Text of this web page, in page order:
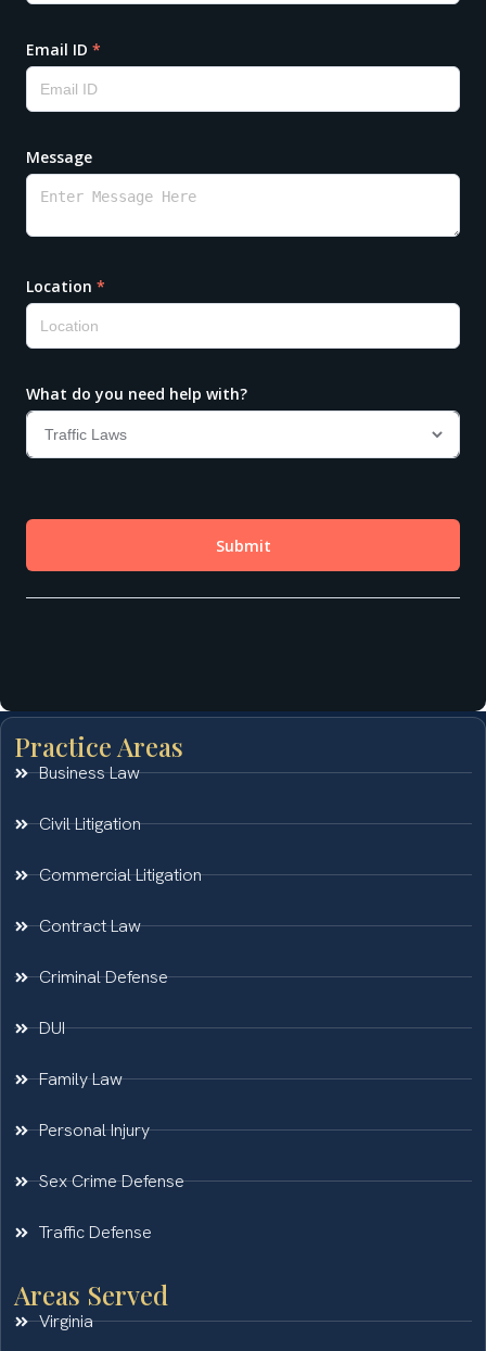
Practice Areas
Business Law
Civil Litigation
Commercial Litigation
Contract Law
Criminal Defense
DUI
Family Law
Personal Injury
Sex Crime Defense
Traffic Defense
Areas Served
Virginia